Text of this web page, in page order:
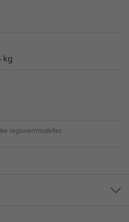
bygg og anlegg, media
kg
regioner/modeller.